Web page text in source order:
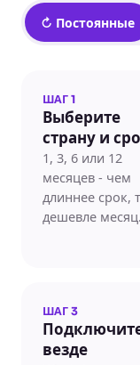
↻ Постоянные
ШАГ 1
Выберите
страну и
1, 3, 6 или 12
месяцев - чем
длиннее срок,
дешевле месяц.
ШАГ 3
везде